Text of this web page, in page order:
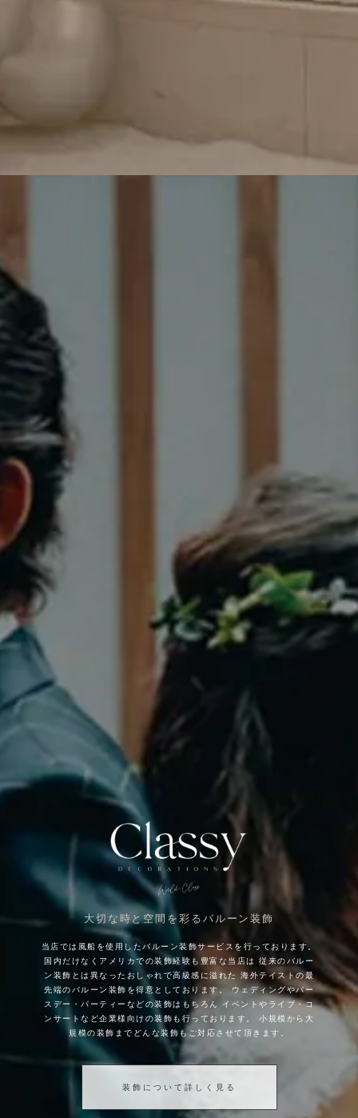
大切な時と空間を彩るバルーン装飾
当店では風船を使用したバルーン装飾サービスを行っております。
国内だけなくアメリカでの装飾経験も豊富な当店は
従来のバルー
ン装飾とは異なったおしゃれで高級感に溢れた
海外テイストの最
先端のバルーン装飾を得意としております。
ウェディングやバー
スデー・パーティーなどの装飾はもちろん
イベントやライブ・コ
ンサートなど企業様向けの装飾も行っております。
小規模から大
規模の装飾までどんな装飾もご対応させて頂きます。
装飾について詳しく見る